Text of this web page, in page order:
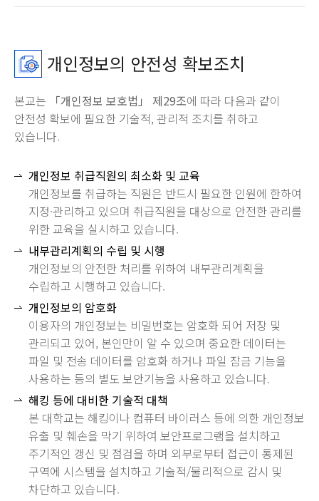
개인정보의 안전성 확보조치
본교는 「개인정보 보호법」 제29조에 따라 다음과 같이
안전성 확보에 필요한 기술적, 관리적 조치를 취하고
있습니다.
개인정보 취급직원의 최소화 및 교육
개인정보를 취급하는 직원은 반드시 필요한 인원에 한하여
지정·관리하고 있으며 취급직원을 대상으로 안전한 관리를
위한 교육을 실시하고 있습니다.
내부관리계획의 수립 및 시행
개인정보의 안전한 처리를 위하여 내부관리계획을
수립하고 시행하고 있습니다.
개인정보의 암호화
이용자의 개인정보는 비밀번호는 암호화 되어 저장 및
관리되고 있어, 본인만이 알 수 있으며 중요한 데이터는
파일 및 전송 데이터를 암호화 하거나 파일 잠금 기능을
사용하는 등의 별도 보안기능을 사용하고 있습니다.
해킹 등에 대비한 기술적 대책
본 대학교는 해킹이나 컴퓨터 바이러스 등에 의한 개인정보
유출 및 훼손을 막기 위하여 보안프로그램을 설치하고
주기적인 갱신 및 점검을 하며 외부로부터 접근이 통제된
구역에 시스템을 설치하고 기술적/물리적으로 감시 및
차단하고 있습니다.